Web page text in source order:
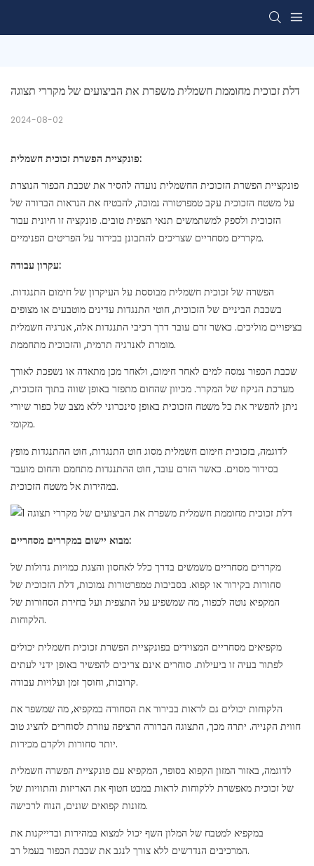
דלת זכוכית מחוממת חשמלית משפרת את הביצועים של מקררי תצוגה
2024-08-02
פונקציית הפשרת זכוכית חשמלית:
פונקציית הפשרת הזכוכית החשמלית נועדה להסיר את שכבת הכפור הנוצרת
על משטח הזכוכית עקב טמפרטורה נמוכה, להבטיח את הנראות הברורה של
הזכוכית ולספק למשתמשים תנאי תצפית טובים. פונקציה זו חיונית עבור
מקררים מסחריים שצריכים להתבונן בבירור על הפריטים הפנימיים.
עקרון עבודה:
הפשרה של זכוכית חשמלית מבוססת על העיקרון של חימום התנגדות.
בשכבת הביניים של הזכוכית, חוטי התנגדות עדינים מוטבעים או מצופים
בציפויים מוליכים. כאשר זרם עובר דרך רכיבי התנגדות אלה, אנרגיה חשמלית
מומרת לאנרגיה תרמית, והזכוכית מתחממת.
שכבת הכפור נמסה למים לאחר חימום, ולאחר מכן מתאדה או נשפכת לאורך
מערכת הניקוז של המקרר. מכיוון שהחום מתפזר באופן שווה בתוך הזכוכית,
ניתן להפשיר את כל משטח הזכוכית באופן סינכרוני ללא מצב של כפור שיורי
מקומי.
לדוגמה, בזכוכית חימום חשמלית מסוג חוט התנגדות, חוט ההתנגדות מופץ
בסידור מסוים. כאשר הזרם עובר, חוט ההתנגדות מתחמם והחום מועבר
במהירות אל משטח הזכוכית.
מבוא יישום במקררים מסחריים:
מקררים מסחריים משמשים בדרך כלל לאחסון והצגת כמויות גדולות של
סחורות בקירור או קפוא. בסביבות טמפרטורות נמוכות, דלת הזכוכית של
המקפיא נוטה לכפור, מה שמשפיע על התצפית ועל בחירת הסחורות של
הלקוחות.
מקפיאים מסחריים המצוידים בפונקציית הפשרת זכוכית חשמלית יכולים
לפתור בעיה זו ביעילות. סוחרים אינם צריכים להפשיר באופן ידני לעתים
קרובות, וחוסך זמן ועלויות עבודה.
הלקוחות יכולים גם לראות בבירור את הסחורה במקפיא, מה שמשפר את
חווית הקנייה. יתרה מכך, התצוגה הברורה הרציפה עוזרת לסוחרים להציג טוב
יותר סחורות ולקדם מכירות.
לדוגמה, באזור המזון הקפוא בסופר, המקפיא עם פונקציית הפשרה חשמלית
של זכוכית מאפשרת ללקוחות לראות במבט חטוף את האריזות והתוויות של
מזונות קפואים שונים, הנוח לרכישה.
במקפיא למטבח של המלון השף יכול למצוא במהירות ובדייקנות את
המרכיבים הנדרשים ללא צורך לנגב את שכבת הכפור בעמל רב.